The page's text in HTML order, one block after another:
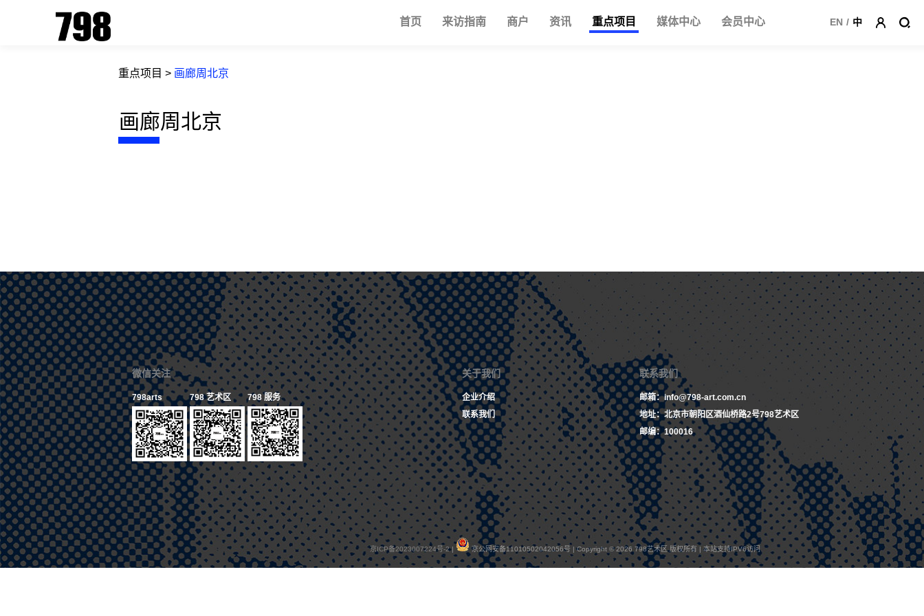
首页 来访指南 商户 资讯 重点项目 媒体中心 会员中心 EN / 中
重点项目 > 画廊周北京
画廊周北京
微信关注
798arts 798 艺术区 798 服务
关于我们
企业介绍
联系我们
联系我们
邮箱：info@798-art.com.cn
地址：北京市朝阳区酒仙桥路2号798艺术区
邮编：100016
京ICP备2023007224号-2| 京公网安备11010502042056号 | Copyright © 2026 798艺术区 版权所有 | 本站支持IPV6访问